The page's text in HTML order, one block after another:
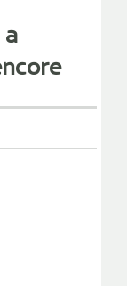
a